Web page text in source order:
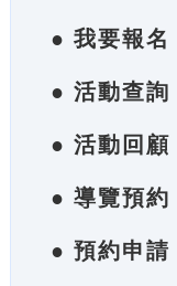
● 我要報名
● 活動查詢
● 活動回顧
● 導覽預約
● 預約申請